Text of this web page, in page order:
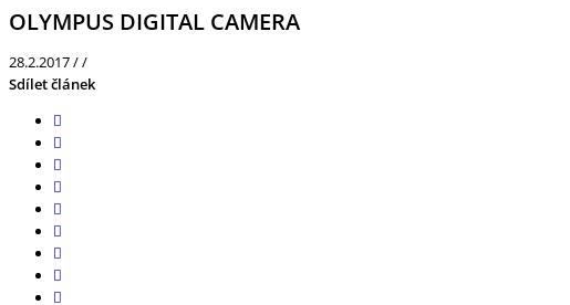
OLYMPUS DIGITAL CAMERA
28.2.2017//
Sdílet článek